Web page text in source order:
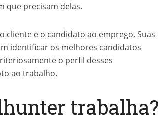
que precisam delas.
e o candidato ao emprego. Suas
identificar os melhores candidatos
o perfil desses
ao trabalho.
trabalha?